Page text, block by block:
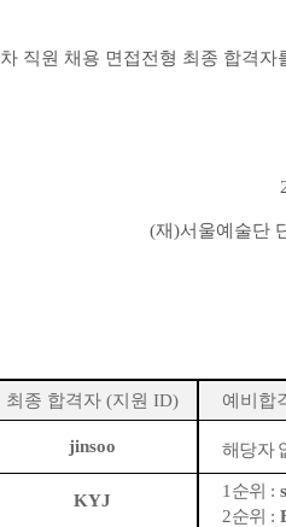
차 직원 채용 면접전형 최종 합격자
(재)서울예술단
최종 합격자 (지원 ID) 예비합
jinsoo 해당자
KYJ
1 순위 :
2순위 :